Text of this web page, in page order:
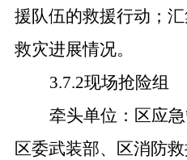
援队伍的救援行动；
救灾进展情况。
3.7.2现场抢险组
牵头单位：区应
区委武装部、区消防